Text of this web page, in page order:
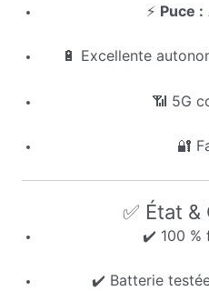
⚡ Puce :
🔋 Excellente
📶 5G
🔐
✅ État &
✔️ 100 %
✔️ Batterie